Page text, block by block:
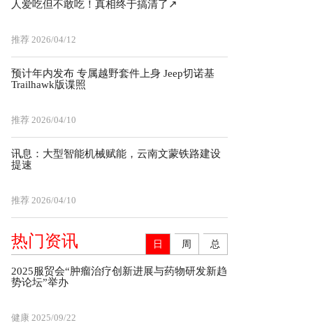
人爱吃但不敢吃！真相终于搞清了↗️
推荐 2026/04/12
预计年内发布 专属越野套件上身 Jeep切诺基
Trailhawk版谍照
推荐 2026/04/10
讯息：大型智能机械赋能，云南文蒙铁路建设
提速
推荐 2026/04/10
热门资讯 日 周 总
2025服贸会“肿瘤治疗创新进展与药物研发新趋
势论坛”举办
健康 2025/09/22